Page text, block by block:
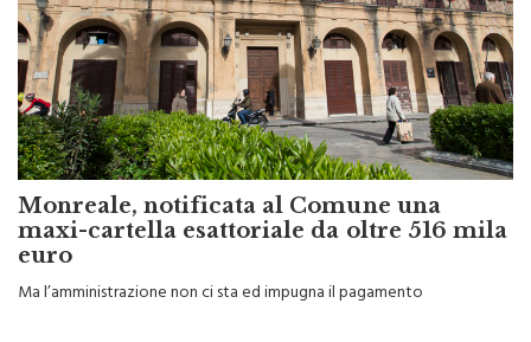
Monreale, notificata al Comune una
maxi-cartella esattoriale da oltre 516 mila
euro
Ma l’amministrazione non ci sta ed impugna il pagamento